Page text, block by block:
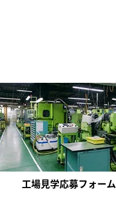
工場見学応募フォーム